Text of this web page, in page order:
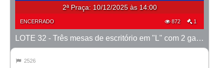
2ª Praça: 10/12/2025 às 14:00
ENCERRADO 872 1
LOTE 32 - Três mesas de escritório em "L" com 2 gavetas
2526